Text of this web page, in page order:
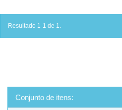
Resultado 1-1 de 1.
Conjunto de itens: